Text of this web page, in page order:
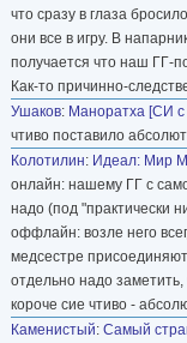
что сразу в глаза
они все в игру. В
получается что наш ГГ-
Как-то причинно-
Ушаков: Маноратха [СИ с
чтиво поставило
Колотилин: Идеал: Мир
онлайн: нашему ГГ с
надо (под "практически
оффлайн: возле него
медсестре
отдельно надо
короче сие чтиво -
Каменистый: Самый